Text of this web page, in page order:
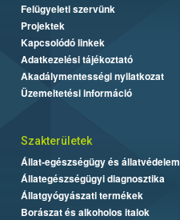
Felügyeleti szervünk
Projektek
Kapcsolódó linkek
Adatkezelési tájékoztató
Akadálymentességi nyilatkozat
Üzemeltetési információ
Szakterületek
Állat-egészségügy és állatvédelem
Állategészségügyi diagnosztika
Állatgyógyászati termékek
Borászat és alkoholos italok